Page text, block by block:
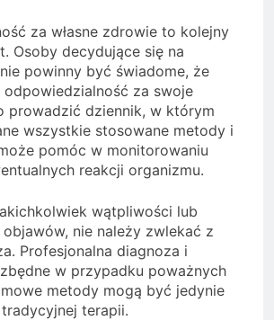
za własne zdrowie to kolejny
Osoby decydujące się na
powinny być świadome, że
odpowiedzialność za swoje
prowadzić dziennik, w którym
wszystkie stosowane metody i
pomóc w monitorowaniu
reakcji organizmu.
wątpliwości lub
nie należy zwlekać z
Profesjonalna diagnoza i
w przypadku poważnych
metody mogą być jedynie
tradycyjnej terapii.